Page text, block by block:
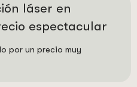
láser en
espectacular
por un precio muy